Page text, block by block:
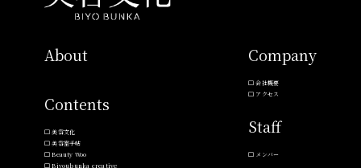
About
Contents
美容文化
美容室手帖
Beauty Woo
Biyoubunka creative
Company
会社概要
アクセス
Staff
メンバー